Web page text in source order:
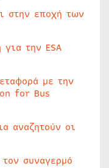
στην εποχή των
την ESA
με την
for Bus
αναζητούν οι
συναγερμό